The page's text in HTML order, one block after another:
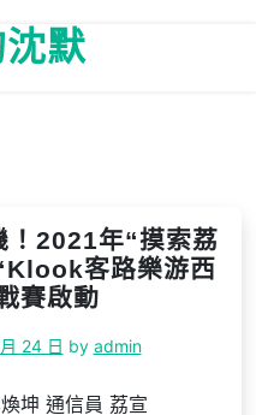
默
2021年“摸索荔
客路樂游西
賽啟動
24 日 by admin
坤 通信員 荔宣